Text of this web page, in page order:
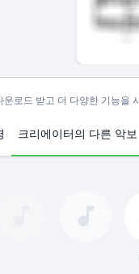
로드 받고 더 다양한 기능을
크리에이터의 다른 악보